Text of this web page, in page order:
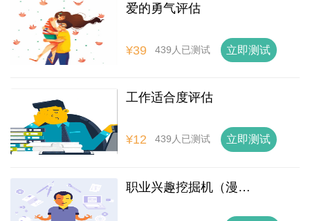
爱的勇气评估
¥39 439人已测试 立即测试
工作适合度评估
¥12 439人已测试 立即测试
职业兴趣挖掘机（漫画版）